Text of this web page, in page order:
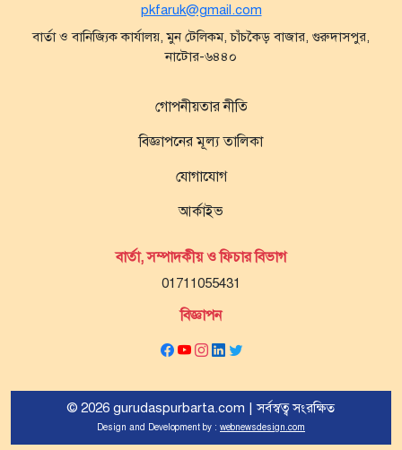
pkfaruk@gmail.com
বার্তা ও বানিজ্যিক কার্যালয়, মুন টেলিকম, চাঁচকৈড় বাজার, গুরুদাসপুর,
নাটোর-৬৪৪০
গোপনীয়তার নীতি
বিজ্ঞাপনের মূল্য তালিকা
যোগাযোগ
আর্কাইভ
বার্তা, সম্পাদকীয় ও ফিচার বিভাগ
01711055431
বিজ্ঞাপন
© 2026 gurudaspurbarta.com | সর্বস্বত্ব সংরক্ষিত
Design and Development by : webnewsdesign.com